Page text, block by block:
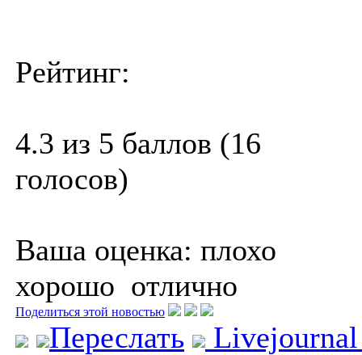
Рейтинг:
4.3 из 5 баллов (16
голосов)
Ваша оценка: плохо
хорошо отлично
Поделиться этой новостью
Переслать